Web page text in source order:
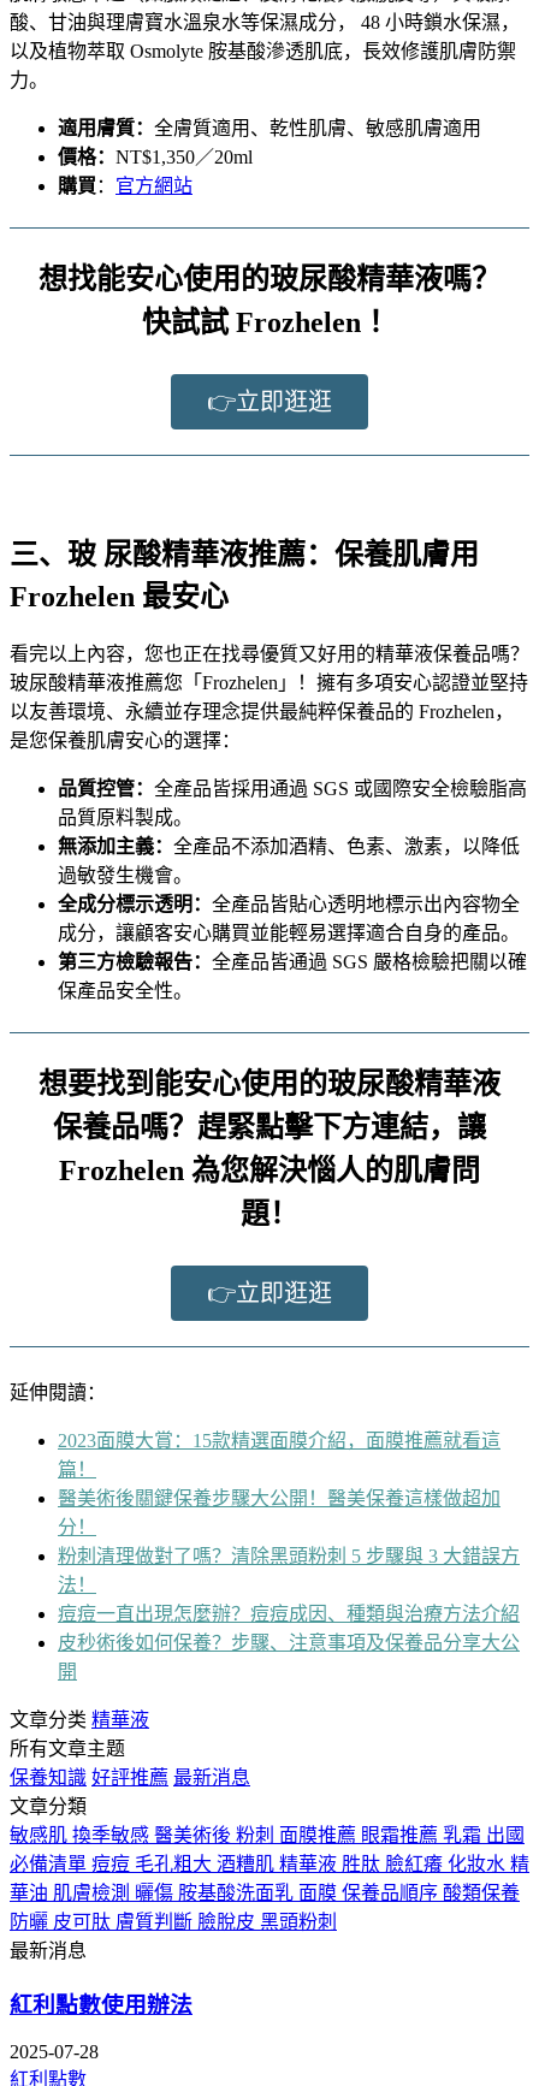
酸、甘油與理膚寶水溫泉水等保濕成分， 48 小時鎖水保濕，
以及植物萃取 Osmolyte 胺基酸滲透肌底，長效修護肌膚防禦
力。
適用膚質： 全膚質適用、乾性肌膚、敏感肌膚適用
價格： NT$1,350／20ml
購買 ： 官方網站
想找能安心使用的玻尿酸精華液嗎？
快試試 Frozhelen ！
👉立即逛逛
三、 玻 尿酸精華液推薦：保養肌膚用
Frozhelen 最安心
看完以上內容，您也正在找尋優質又好用的精華液保養品嗎？
玻尿酸精華液推薦您「Frozhelen」！擁有多項安心認證並堅持
以友善環境、永續並存理念提供最純粹保養品的 Frozhelen，
是您保養肌膚安心的選擇：
品質控管： 全產品皆採用通過 SGS 或國際安全檢驗脂高
品質原料製成。
無添加主義： 全產品不添加酒精、色素、激素，以降低
過敏發生機會。
全成分標示透明： 全產品皆貼心透明地標示出內容物全
成分，讓顧客安心購買並能輕易選擇適合自身的產品。
第三方檢驗報告： 全產品皆通過 SGS 嚴格檢驗把關以確
保產品安全性。
想要找到能安心使用的玻尿酸精華液
保養品嗎？趕緊點擊下方連結，讓
Frozhelen 為您解決惱人的肌膚問
題！
👉立即逛逛
延伸閱讀：
2023面膜大賞：15款精選面膜介紹，面膜推薦就看這
篇！
醫美術後關鍵保養步驟大公開！醫美保養這樣做超加
分！
粉刺清理做對了嗎？清除黑頭粉刺 5 步驟與 3 大錯誤方
法！
痘痘一直出現怎麼辦？痘痘成因、種類與治療方法介紹
皮秒術後如何保養？步驟、注意事項及保養品分享大公
開
文章分类 精華液
所有文章主题
保養知識 好評推薦 最新消息
文章分類
敏感肌 換季敏感 醫美術後 粉刺 面膜推薦 眼霜推薦 乳霜 出國
必備清單 痘痘 毛孔粗大 酒糟肌 精華液 胜肽 臉紅癢 化妝水 精
華油 肌膚檢測 曬傷 胺基酸洗面乳 面膜 保養品順序 酸類保養
防曬 皮可肽 膚質判斷 臉脫皮 黑頭粉刺
最新消息
紅利點數使用辦法
2025-07-28
紅利點數